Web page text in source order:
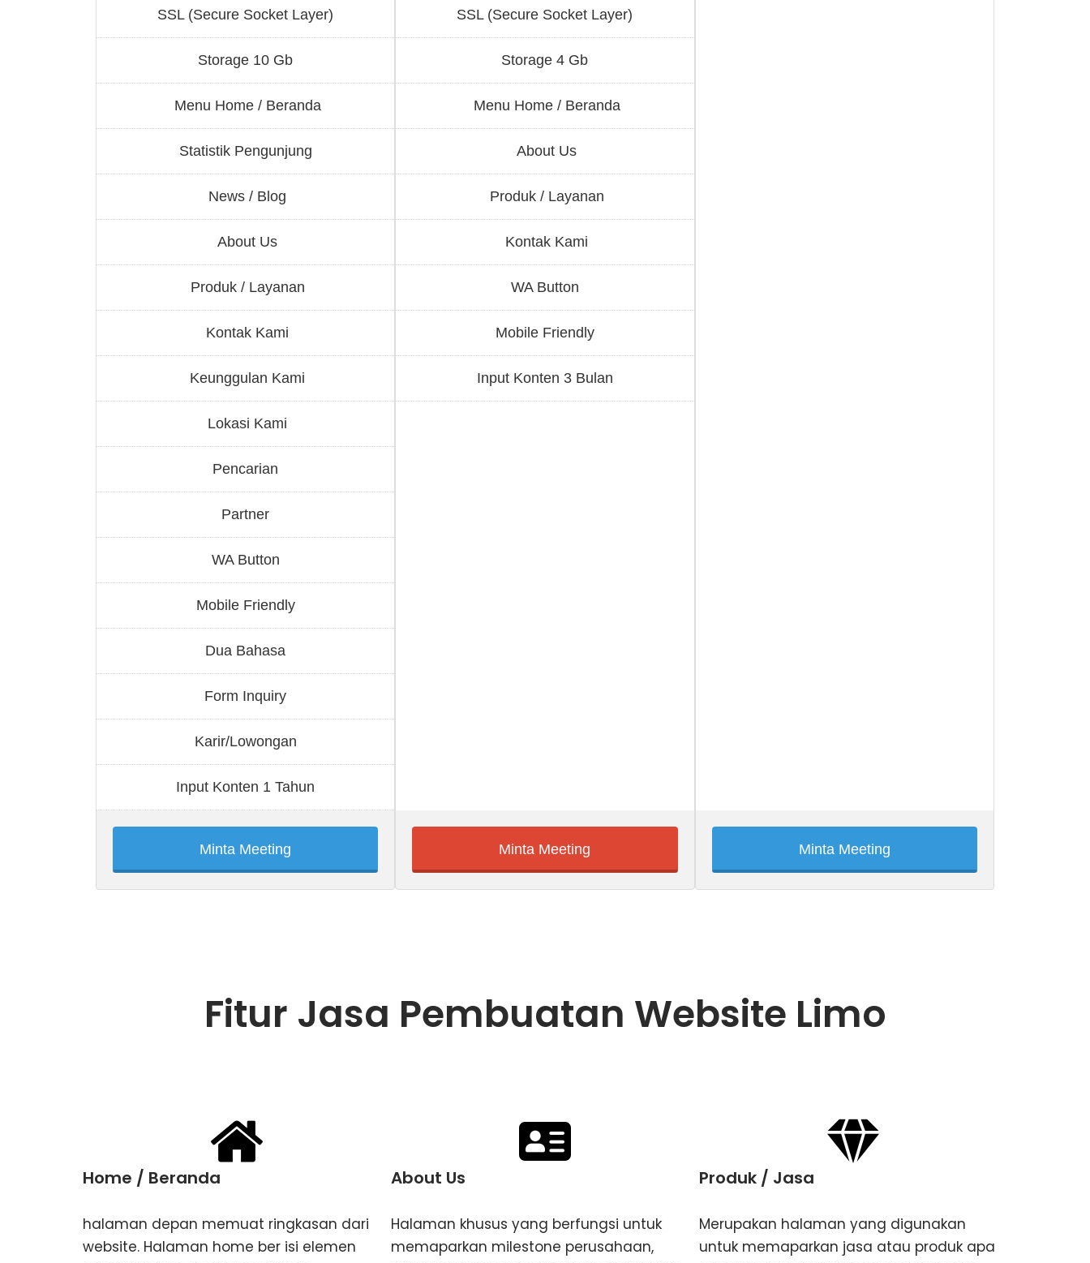
SSL (Secure Socket Layer)
Storage 10 Gb
Menu Home / Beranda
Statistik Pengunjung
News / Blog
About Us
Produk / Layanan
Kontak Kami
Keunggulan Kami
Lokasi Kami
Pencarian
Partner
WA Button
Mobile Friendly
Dua Bahasa
Form Inquiry
Karir/Lowongan
Input Konten 1 Tahun
Minta Meeting
SSL (Secure Socket Layer)
Storage 4 Gb
Menu Home / Beranda
About Us
Produk / Layanan
Kontak Kami
WA Button
Mobile Friendly
Input Konten 3 Bulan
Minta Meeting Minta Meeting
Fitur Jasa Pembuatan Website Limo
Home / Beranda
halaman depan memuat ringkasan dari
website. Halaman home ber isi elemen
About Us
Halaman khusus yang berfungsi untuk
memaparkan milestone perusahaan,
Produk / Jasa
Merupakan halaman yang digunakan
untuk memaparkan jasa atau produk apa